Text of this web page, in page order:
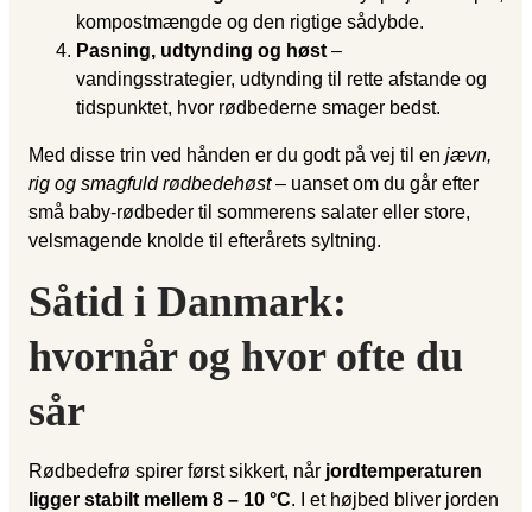
kompostmængde og den rigtige sådybde.
Pasning, udtynding og høst –
vandingsstrategier, udtynding til rette afstande og
tidspunktet, hvor rødbederne smager bedst.
Med disse trin ved hånden er du godt på vej til en jævn,
rig og smagfuld rødbedehøst– uanset om du går efter
små baby-rødbeder til sommerens salater eller store,
velsmagende knolde til efterårets syltning.
Såtid i Danmark:
hvornår og hvor ofte du
sår
Rødbedefrø spirer først sikkert, når jordtemperaturen
ligger stabilt mellem 8 – 10 °C. I et højbed bliver jorden